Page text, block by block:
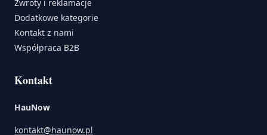
Zwroty i reklamacje
Dodatkowe kategorie
Kontakt z nami
Współpraca B2B
Kontakt
HauNow
kontakt@haunow.pl